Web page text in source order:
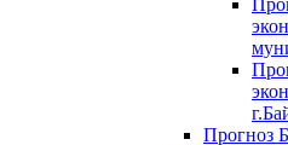
Прогноз